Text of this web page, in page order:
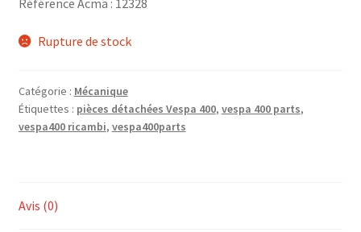
Rupture de stock
Catégorie : Mécanique
Étiquettes : pièces détachées Vespa 400, vespa 400 parts,
vespa400 ricambi, vespa400parts
Avis (0)